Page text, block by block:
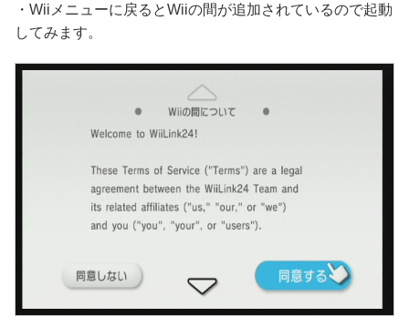
・Wiiメニューに戻るとWiiの間が追加されているので起動
してみます。